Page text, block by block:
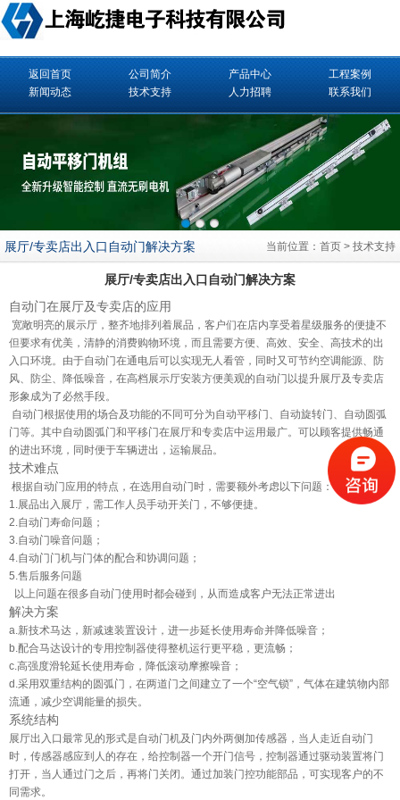
返回首页 公司简介 产品中心
工程案例
新闻动态
技术支持 人力招聘 联系我们
展厅/专卖店出入口自动门解决方案 当前位置： 首页 > 技术支持
展厅/专卖店出入口自动门解决方案
自动门在展厅及专卖店的应用
宽敞明亮的展示厅，整齐地排列着展品，客户们在店内享受着星级服务的便捷不
但要求有优美，清静的消费购物环境，而且需要方便、高效、安全、高技术的出
入口环境。由于自动门在通电后可以实现无人看管，同时又可节约空调能源、防
风、防尘、降低噪音，在高档展示厅安装方便美观的自动门以提升展厅及专卖店
形象成为了必然手段。
自动门根据使用的场合及功能的不同可分为自动平移门 、自动旋转门 、自动圆弧
门等。其中自动圆弧门和平移门在展厅和专卖店中运用最广。可以顾客提供畅通
的进出环境，同时便于车辆进出，运输展品。
技术难点
根据自动门应用的特点，在选用自动门时，需要额外考虑以下问题：
1.展品出入展厅，需工作人员手动开关门，不够便捷。
2.自动门寿命问题；
3.自动门噪音问题；
4.自动门门机与门体的配合和协调问题；
5.售后服务问题
以上问题在很多自动门使用时都会碰到，从而造成客户无法正常进出
解决方案
a.新技术马达，新减速装置设计，进一步延长使用寿命并降低噪音；
b.配合马达设计的专用控制器使得整机运行更平稳，更流畅；
c.高强度滑轮延长使用寿命，降低滚动摩擦噪音；
d.采用双重结构的圆弧门，在两道门之间建立了一个“空气锁”，气体在建筑物内部
流通，减少空调能量的损失。
系统结构
展厅出入口最常见的形式是自动门机及门内外两侧加传感器，当人走近自动门
时，传感器感应到人的存在，给控制器一个开门信号，控制器通过驱动装置将门
打开，当人通过门之后，再将门关闭。通过加装门控功能部品，可实现客户的不
同需求。